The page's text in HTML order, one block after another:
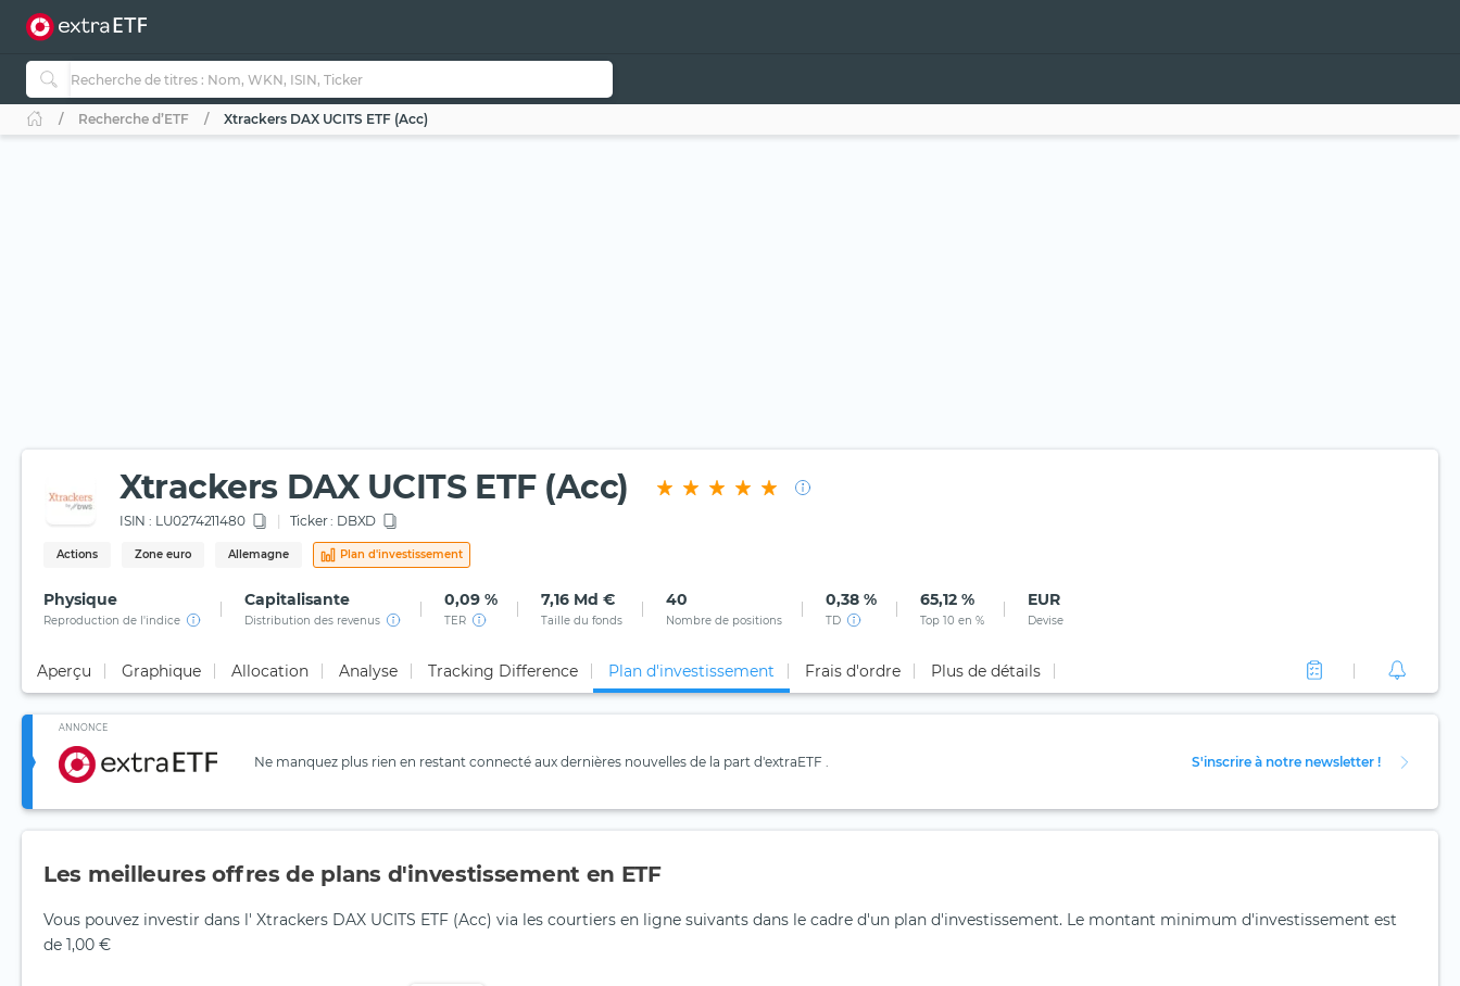
Recherche d’ETF Xtrackers DAX UCITS ETF (Acc)
Xtrackers DAX UCITS ETF (Acc)
ISIN : LU0274211480 Ticker : DBXD
Actions Zone euro Allemagne Plan d'investissement
Physique
Reproduction de l'indice
Capitalisante
Distribution des revenus
0,09 %
TER
7,16 Md €
Taille du fonds
40
Nombre de positions
0,38 %
TD
65,12 %
Top 10 en %
EUR
Devise
Aperçu Graphique Allocation Analyse Tracking Difference Plan d'investissement Frais d'ordre Plus de détails
ANNONCE
Ne manquez plus rien en restant connecté aux dernières nouvelles de la part d'extraETF . S'inscrire à notre newsletter !
Les meilleures offres de plans d'investissement en ETF
Vous pouvez investir dans l' Xtrackers DAX UCITS ETF (Acc) via les courtiers en ligne suivants dans le cadre d'un plan d'investissement. Le montant minimum d'investissement est
de 1,00 €